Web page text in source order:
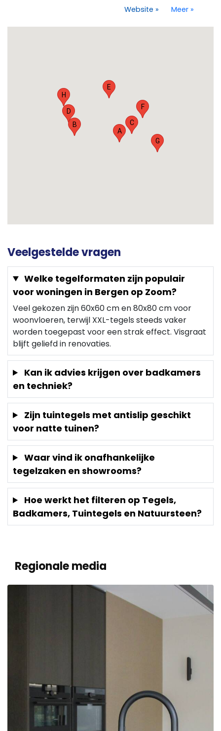
Website » Meer »
A
B C
D
E
F
G
H
Veelgestelde vragen
Welke tegelformaten zijn populair
voor woningen in Bergen op Zoom?
Veel gekozen zijn 60x60 cm en 80x80 cm voor
woonvloeren, terwijl XXL-tegels steeds vaker
worden toegepast voor een strak effect. Visgraat
blijft geliefd in renovaties.
Kan ik advies krijgen over badkamers
en techniek?
Zijn tuintegels met antislip geschikt
voor natte tuinen?
Waar vind ik onafhankelijke
tegelzaken en showrooms?
Hoe werkt het filteren op Tegels,
Badkamers, Tuintegels en Natuursteen?
Regionale media